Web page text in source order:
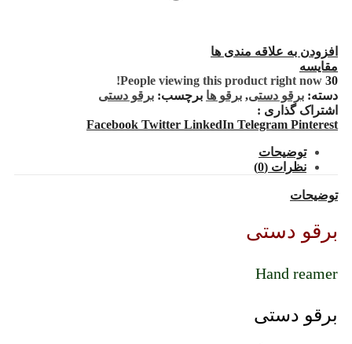
افزودن به علاقه مندی ها
مقایسه
30
دسته: برقو دستی, برقو ها برچسب: برقو دستی
اشتراک گذاری :
Facebook Twitter LinkedIn Telegram Pinterest
توضیحات
نظرات (0)
توضیحات
برقو دستی
Hand reamer
برقو دستی